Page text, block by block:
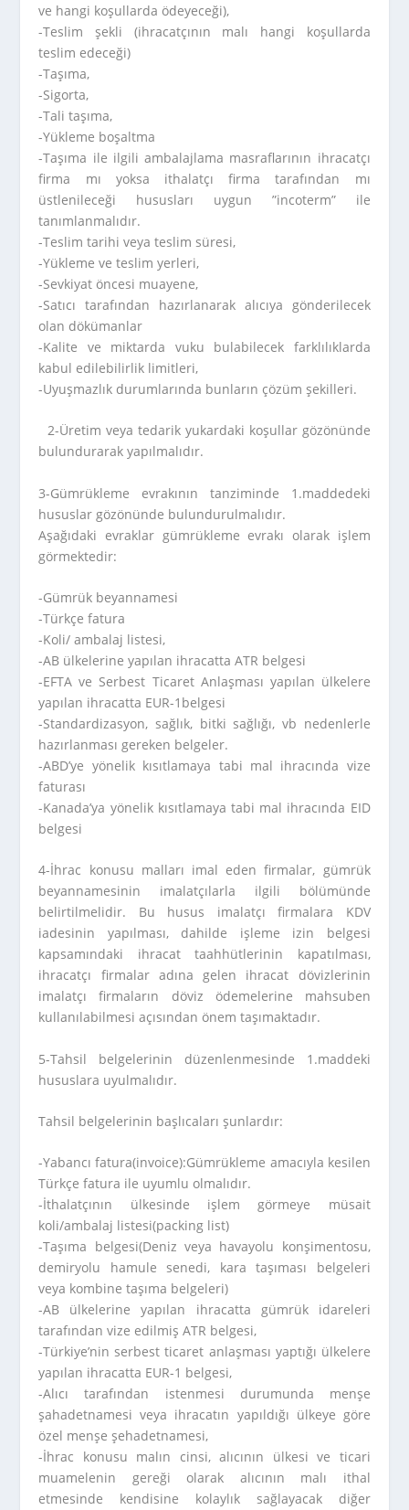
ve hangi koşullarda ödeyeceği),
-Teslim şekli (ihracatçının malı hangi koşullarda
teslim edeceği)
-Taşıma,
-Sigorta,
-Tali taşıma,
-Yükleme boşaltma
-Taşıma ile ilgili ambalajlama masraflarının ihracatçı
firma mı yoksa ithalatçı firma tarafından mı
üstlenileceği hususları uygun ”incoterm” ile
tanımlanmalıdır.
-Teslim tarihi veya teslim süresi,
-Yükleme ve teslim yerleri,
-Sevkiyat öncesi muayene,
-Satıcı tarafından hazırlanarak alıcıya gönderilecek
olan dökümanlar
-Kalite ve miktarda vuku bulabilecek farklılıklarda
kabul edilebilirlik limitleri,
-Uyuşmazlık durumlarında bunların çözüm şekilleri.
2-Üretim veya tedarik yukardaki koşullar gözönünde
bulundurarak yapılmalıdır.
3-Gümrükleme evrakının tanziminde 1.maddedeki
hususlar gözönünde bulundurulmalıdır.
Aşağıdaki evraklar gümrükleme evrakı olarak işlem
görmektedir:
-Gümrük beyannamesi
-Türkçe fatura
-Koli/ ambalaj listesi,
-AB ülkelerine yapılan ihracatta ATR belgesi
-EFTA ve Serbest Ticaret Anlaşması yapılan ülkelere
yapılan ihracatta EUR-1belgesi
-Standardizasyon, sağlık, bitki sağlığı, vb nedenlerle
hazırlanması gereken belgeler.
-ABD’ye yönelik kısıtlamaya tabi mal ihracında vize
faturası
-Kanada’ya yönelik kısıtlamaya tabi mal ihracında EID
belgesi
4-İhrac konusu malları imal eden firmalar, gümrük
beyannamesinin imalatçılarla ilgili bölümünde
belirtilmelidir. Bu husus imalatçı firmalara KDV
iadesinin yapılması, dahilde işleme izin belgesi
kapsamındaki ihracat taahhütlerinin kapatılması,
ihracatçı firmalar adına gelen ihracat dövizlerinin
imalatçı firmaların döviz ödemelerine mahsuben
kullanılabilmesi açısından önem taşımaktadır.
5-Tahsil belgelerinin düzenlenmesinde 1.maddeki
hususlara uyulmalıdır.
Tahsil belgelerinin başlıcaları şunlardır:
-Yabancı fatura(invoice):Gümrükleme amacıyla kesilen
Türkçe fatura ile uyumlu olmalıdır.
-İthalatçının ülkesinde işlem görmeye müsait
koli/ambalaj listesi(packing list)
-Taşıma belgesi(Deniz veya havayolu konşimentosu,
demiryolu hamule senedi, kara taşıması belgeleri
veya kombine taşıma belgeleri)
-AB ülkelerine yapılan ihracatta gümrük idareleri
tarafından vize edilmiş ATR belgesi,
-Türkiye’nin serbest ticaret anlaşması yaptığı ülkelere
yapılan ihracatta EUR-1 belgesi,
-Alıcı tarafından istenmesi durumunda menşe
şahadetnamesi veya ihracatın yapıldığı ülkeye göre
özel menşe şehadetnamesi,
-İhrac konusu malın cinsi, alıcının ülkesi ve ticari
muamelenin gereği olarak alıcının malı ithal
etmesinde kendisine kolaylık sağlayacak diğer